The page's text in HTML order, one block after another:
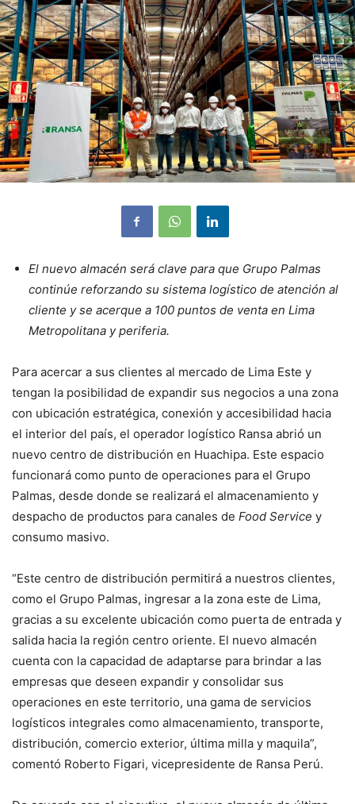
El nuevo almacén será clave para que Grupo Palmas
continúe reforzando su sistema logístico de atención al
cliente y se acerque a 100 puntos de venta en Lima
Metropolitana y periferia.
Para acercar a sus clientes al mercado de Lima Este y
tengan la posibilidad de expandir sus negocios a una zona
con ubicación estratégica, conexión y accesibilidad hacia
el interior del país, el operador logístico Ransa abrió un
nuevo centro de distribución en Huachipa. Este espacio
funcionará como punto de operaciones para el Grupo
Palmas, desde donde se realizará el almacenamiento y
despacho de productos para canales de Food Service y
consumo masivo.
“Este centro de distribución permitirá a nuestros clientes,
como el Grupo Palmas, ingresar a la zona este de Lima,
gracias a su excelente ubicación como puerta de entrada y
salida hacia la región centro oriente. El nuevo almacén
cuenta con la capacidad de adaptarse para brindar a las
empresas que deseen expandir y consolidar sus
operaciones en este territorio, una gama de servicios
logísticos integrales como almacenamiento, transporte,
distribución, comercio exterior, última milla y maquila”,
comentó Roberto Figari, vicepresidente de Ransa Perú.